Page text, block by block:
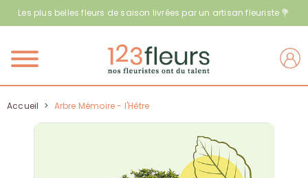
Les plus belles fleurs de saison livrées par un artisan fleuriste 💐
Menu
Accueil > Arbre Mémoire - l'Hêtre